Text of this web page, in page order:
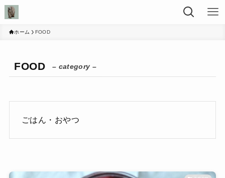
ホーム FOOD
FOOD – category –
ごはん・おやつ